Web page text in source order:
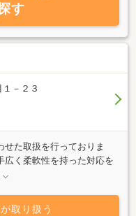
す
－２３
た取扱を行っておりま
広く柔軟性を持った対応を
る、お取り引きを第一に
ています。
取り扱う